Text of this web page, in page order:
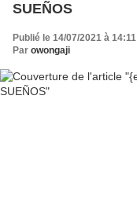
SUEÑOS
Publié le 14/07/2021 à 14:11
Par owongaji